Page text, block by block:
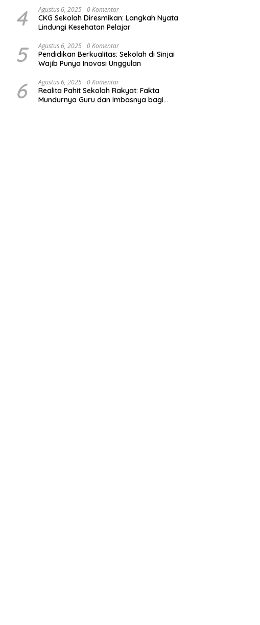
4 Agustus 6, 2025 0 Komentar
CKG Sekolah Diresmikan: Langkah Nyata
Lindungi Kesehatan Pelajar
5 Agustus 6, 2025 0 Komentar
Pendidikan Berkualitas: Sekolah di Sinjai
Wajib Punya Inovasi Unggulan
6 Agustus 6, 2025 0 Komentar
Realita Pahit Sekolah Rakyat: Fakta
Mundurnya Guru dan Imbasnya bagi